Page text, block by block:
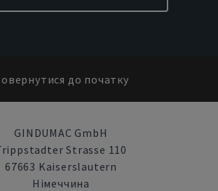
до початку
GINDUMAC GmbH
Strasse 110
67663 Kaiserslautern
Німеччина